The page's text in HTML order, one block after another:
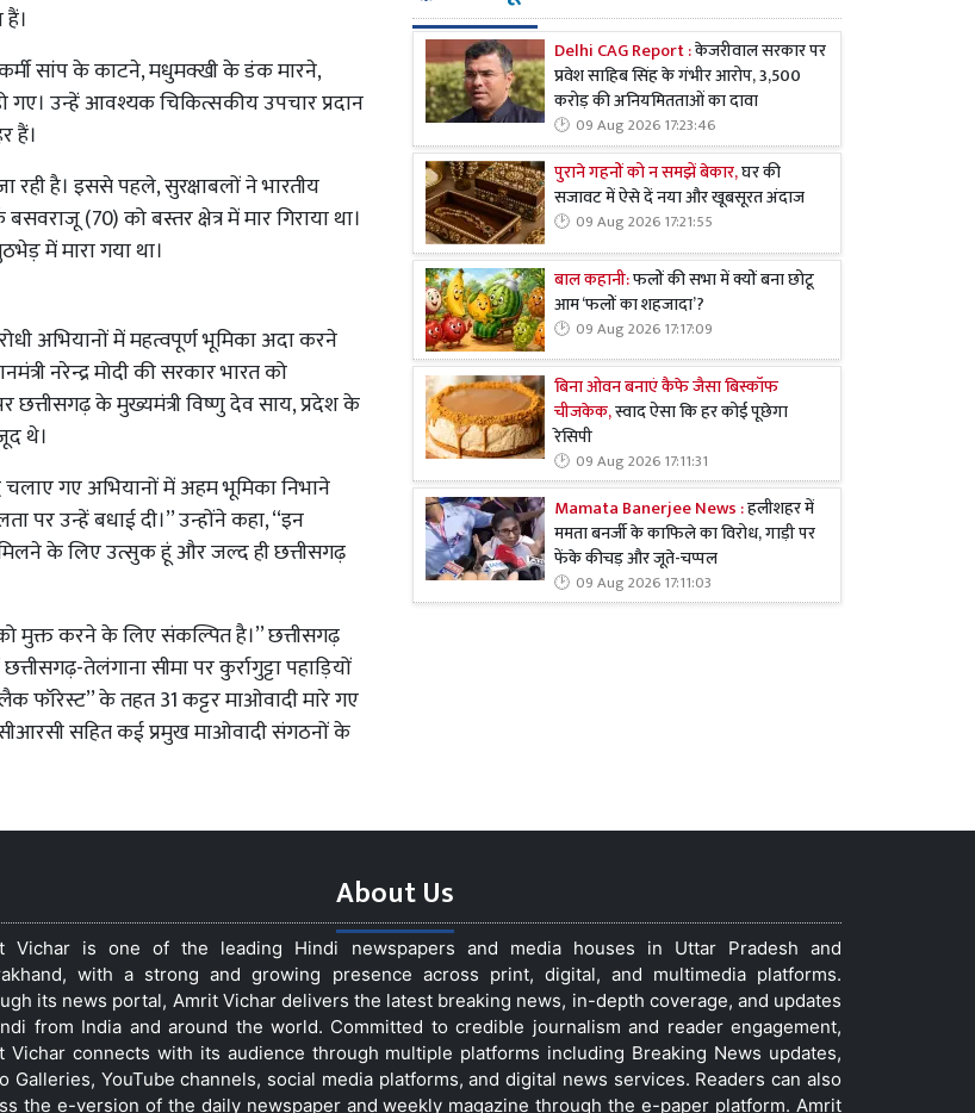
सांप के काटने, मधुमक्खी के डंक मारने,
उन्हें आवश्यक चिकित्सकीय उपचार प्रदान
हैं।
रही है। इससे पहले, सुरक्षाबलों ने भारतीय
(70) को बस्तर क्षेत्र में मार गिराया था।
में मारा गया था।
अभियानों में महत्वपूर्ण भूमिका अदा करने
नरेन्द्र मोदी की सरकार भारत को
के मुख्यमंत्री विष्णु देव साय, प्रदेश के
थे।
चलाए गए अभियानों में अहम भूमिका निभाने
उन्हें बधाई दी।’’ उन्होंने कहा, ‘‘इन
के लिए उत्सुक हूं और जल्द ही छत्तीसगढ़
मुक्त करने के लिए संकल्पित है।’’ छत्तीसगढ़
तेलंगाना सीमा पर कुर्रागुट्टा पहाड़ियों
के तहत 31 कट्टर माओवादी मारे गए
सहित कई प्रमुख माओवादी संगठनों के
Delhi CAG Report :केजरीवाल सरकार पर
प्रवेश साहिब सिंह के गंभीर आरोप, 3,500
करोड़ की अनियमितताओं का दावा
09 Aug 2026 17:23:46
पुराने गहनों को न समझें बेकार,घर की
सजावट में ऐसे दें नया और खूबसूरत अंदाज
09 Aug 2026 17:21:55
बाल कहानी:फलों की सभा में क्यों बना छोटू
आम ‘फलों का शहजादा’?
09 Aug 2026 17:17:09
बिना ओवन बनाएं कैफे जैसा बिस्कॉफ
चीजकेक,स्वाद ऐसा कि हर कोई पूछेगा
रेसिपी
09 Aug 2026 17:11:31
Mamata Banerjee News :हलीशहर में
ममता बनर्जी के काफिले का विरोध, गाड़ी पर
फेंके कीचड़ और जूते-चप्पल
09 Aug 2026 17:11:03
About Us
Vichar is one of the leading Hindi newspapers and media houses in Uttar Pradesh and
with a strong and growing presence across print, digital, and multimedia platforms.
its news portal, Amrit Vichar delivers the latest breaking news, in-depth coverage, and updates
from India and around the world. Committed to credible journalism and reader engagement,
Vichar connects with its audience through multiple platforms including Breaking News updates,
Galleries, YouTube channels, social media platforms, and digital news services. Readers can also
the e-version of the daily newspaper and weekly magazine through the e-paper platform. Amrit